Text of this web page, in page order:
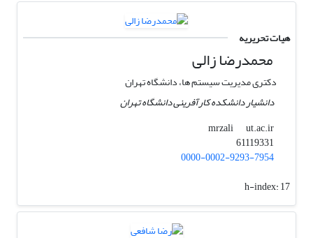
هیات تحریریه
محمدرضا زالی
دکتری ‏مدیریت سیستم ها، دانشگاه تهران
دانشیار دانشکده کارآفرینی دانشگاه تهران
mrzali
ut.ac.ir
0000-0002-9293-7954
h-index:17